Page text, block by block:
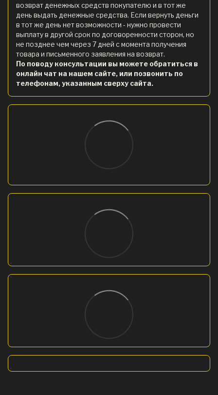
возврат денежных средств покупателю и в тот же
день выдать денежные средства. Если вернуть деньги
в тот же день нет возможности - нужно провести
выплату в другой срок по договоренности сторон, но
не позднее чем через 7 дней с момента получения
товара и письменного заявления на возврат.
По поводу консультации вы можете обратиться в
онлайн чат на нашем сайте, или позвонить по
телефонам, указанным сверху сайта.